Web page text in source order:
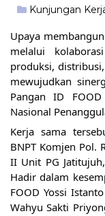
Kunjungan
Upaya
melalui
produksi,
mewujudkan
Pangan ID
Nasional
Kerja sama
BNPT Komjen Pol.
II Unit PG
Hadir dalam
FOOD Yossi
Wahyu Sakti